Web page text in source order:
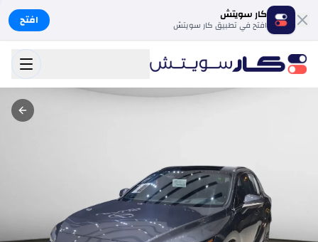
كار سويتش
افتح في تطبيق كار سويتش افتح